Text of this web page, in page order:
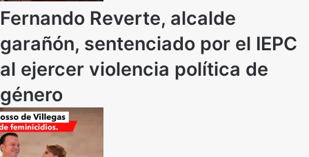
Fernando Reverte, alcalde
garañón, sentenciado por el IEPC
al ejercer violencia política de
género